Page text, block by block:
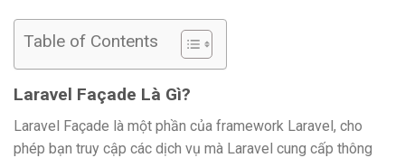
Table of Contents
Laravel Façade Là Gì?
Laravel Façade là một phần của framework Laravel, cho
phép bạn truy cập các dịch vụ mà Laravel cung cấp thông